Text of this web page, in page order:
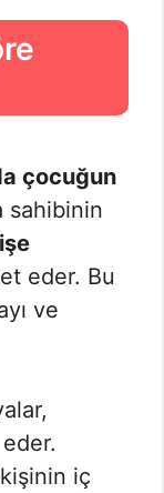
çocuğun
sahibinin
eder. Bu
ve
iç